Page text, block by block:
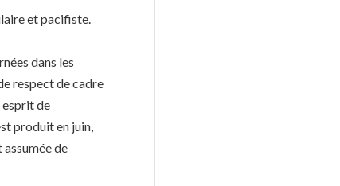
et pacifiste.
dans les
respect de cadre
esprit de
produit en juin,
de